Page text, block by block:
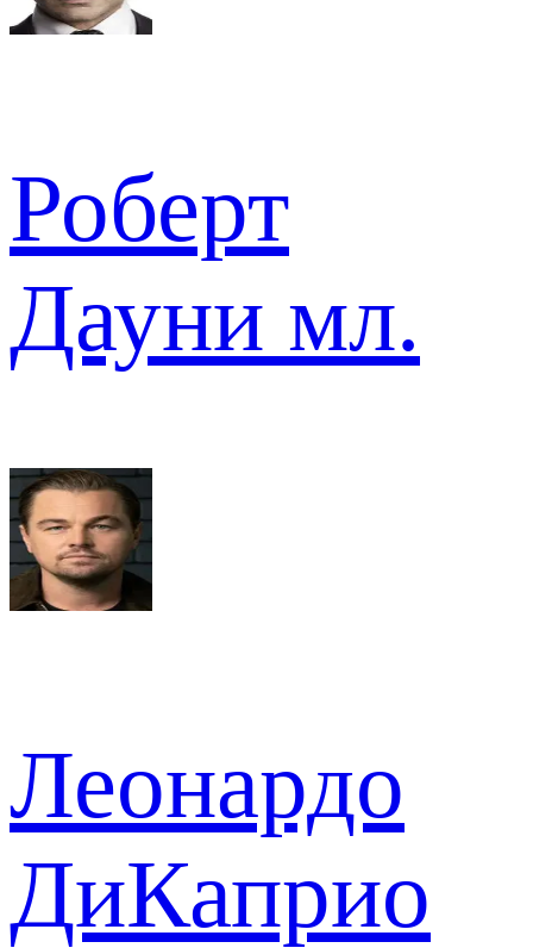
Роберт
Дауни мл.
Леонардо
ДиКаприо